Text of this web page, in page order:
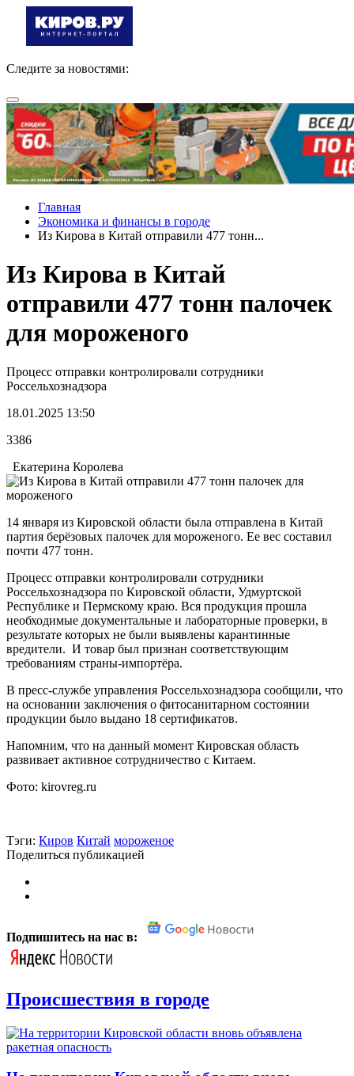
Следите за новостями:
Главная
Экономика и финансы в городе
Из Кирова в Китай отправили 477 тонн...
Из Кирова в Китай
отправили 477 тонн палочек
для мороженого
Процесс отправки контролировали сотрудники
Россельхознадзора
18.01.2025 13:50
3386
Екатерина Королева
14 января из Кировской области была отправлена в Китай
партия берёзовых палочек для мороженого. Ее вес составил
почти 477 тонн.
Процесс отправки контролировали сотрудники
Россельхознадзора по Кировской области, Удмуртской
Республике и Пермскому краю. Вся продукция прошла
необходимые документальные и лабораторные проверки, в
результате которых не были выявлены карантинные
вредители. И товар был признан соответствующим
требованиям страны-импортёра.
В пресс-службе управления Россельхознадзора сообщили, что
на основании заключения о фитосанитарном состоянии
продукции было выдано 18 сертификатов.
Напомним, что на данный момент Кировская область
развивает активное сотрудничество с Китаем.
Фото: kirovreg.ru
Тэги: Киров Китай мороженое
Поделиться публикацией
Подпишитесь на нас в:
Происшествия в городе